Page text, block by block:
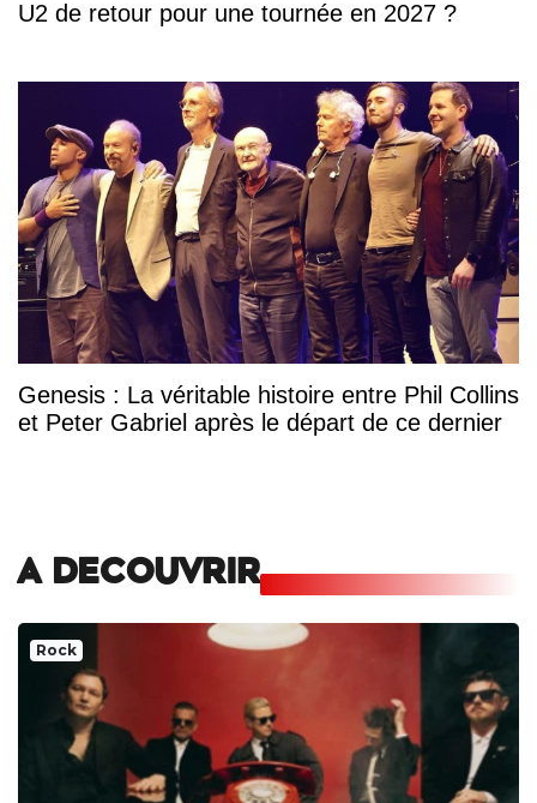
U2 de retour pour une tournée en 2027 ?
Genesis : La véritable histoire entre Phil Collins
et Peter Gabriel après le départ de ce dernier
A DECOUVRIR
Rock